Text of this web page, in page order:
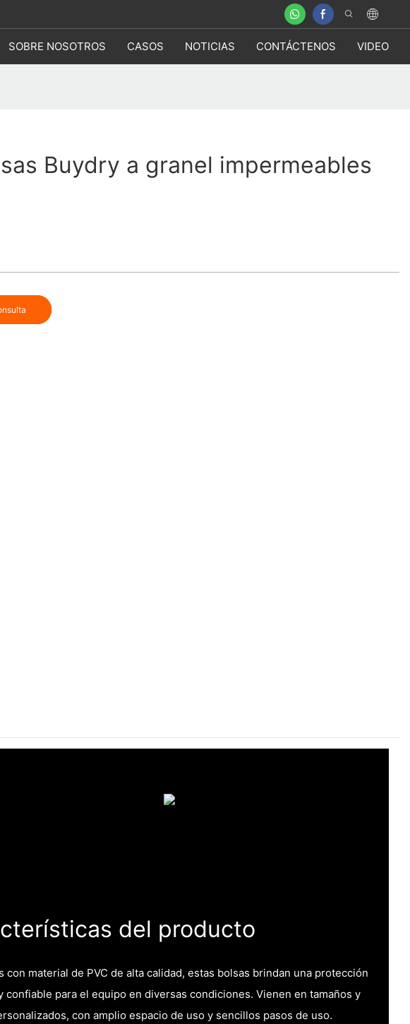
SOBRE NOSOTROS CASOS NOTICIAS CONTÁCTENOS VIDEO
Buydry a granel impermeables
del producto
con material de PVC de alta calidad, estas bolsas brindan una protección
confiable para el equipo en diversas condiciones. Vienen en tamaños y
con amplio espacio de uso y sencillos pasos de uso.